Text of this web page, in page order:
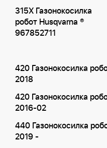
315X Газонокосилка
робот Husqvarna ®
967852711
420 Газонокосилка
2018
420 Газонокосилка
2016-02
440 Газонокосилка
2019 -